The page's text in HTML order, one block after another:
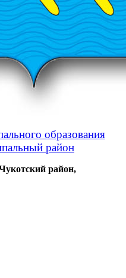
образования
район
район,